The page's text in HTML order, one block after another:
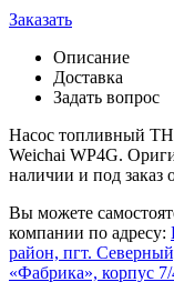
Заказать
Описание
Доставка
Задать вопрос
Насос топливный
Weichai WP4G.
наличии и под заказ
Вы можете
компании по адресу:
район, пгт.
«Фабрика», корпус